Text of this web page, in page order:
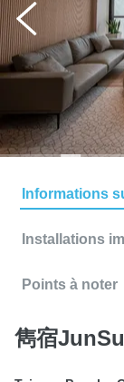
Informations
Installations
Points à noter
雋宿